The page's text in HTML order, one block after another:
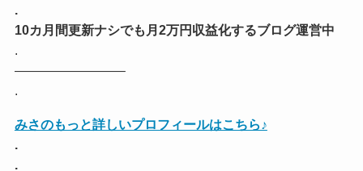
.
10カ月間更新ナシでも月2万円収益化するブログ運営中
.
————————–
.
みさのもっと詳しいプロフィールはこちら♪